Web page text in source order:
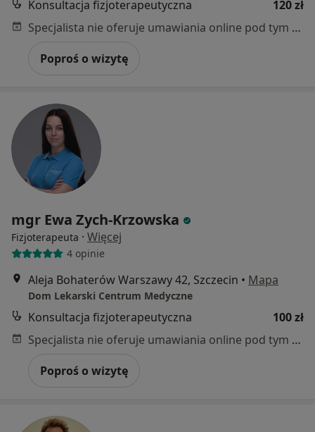
Konsultacja fizjoterapeutyczna
120 zł
Specjalista nie oferuje umawiania online pod tym adresem.
Poproś o wizytę
mgr Ewa Zych-Krzowska
Fizjoterapeuta · Więcej
4 opinie
Aleja Bohaterów Warszawy 42, Szczecin • Mapa
Dom Lekarski Centrum Medyczne
Konsultacja fizjoterapeutyczna
100 zł
Specjalista nie oferuje umawiania online pod tym adresem.
Poproś o wizytę